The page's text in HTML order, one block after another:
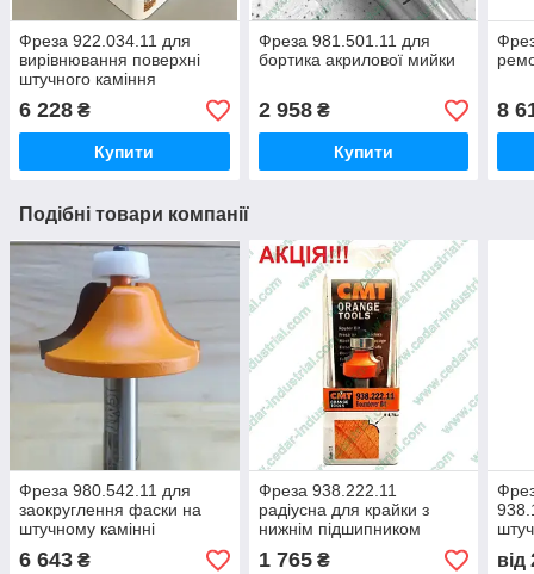
Фреза 922.034.11 для
вирівнювання поверхні
штучного каміння
6 228 ₴
Купити
Фреза 981.501.11 для
бортика акрилової мийки
2 958₴
Купити
8
Подібні товари компанії
Фреза 980.542.11 для
заокруглення фаски на
штучному камінні
6 643 ₴
Фреза 938.222.11
радіусна для крайки з
нижнім підшипником
1 765₴ від